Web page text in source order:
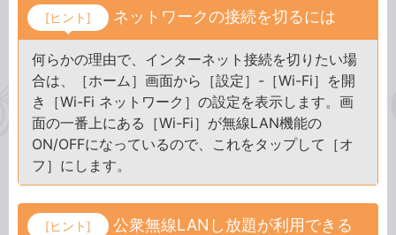
[ヒント] ネットワークの接続を切るには
何らかの理由で、インターネット接続を切りたい場
合は、［ホーム］画面から［設定］-［Wi-Fi］を開
き［Wi-Fi ネットワーク］の設定を表示します。画
面の一番上にある［Wi-Fi］が無線LAN機能の
ON/OFFになっているので、これをタップして［オ
フ］にします。
[ヒント] 公衆無線LANし放題が利用できる